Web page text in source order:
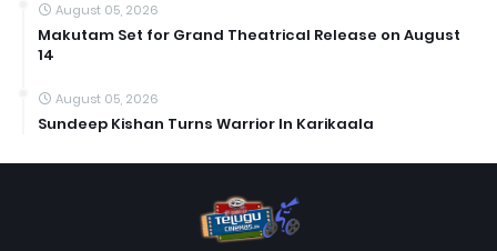
August 05, 2026
Makutam Set for Grand Theatrical Release on August
14
August 05, 2026
Sundeep Kishan Turns Warrior In Karikaala